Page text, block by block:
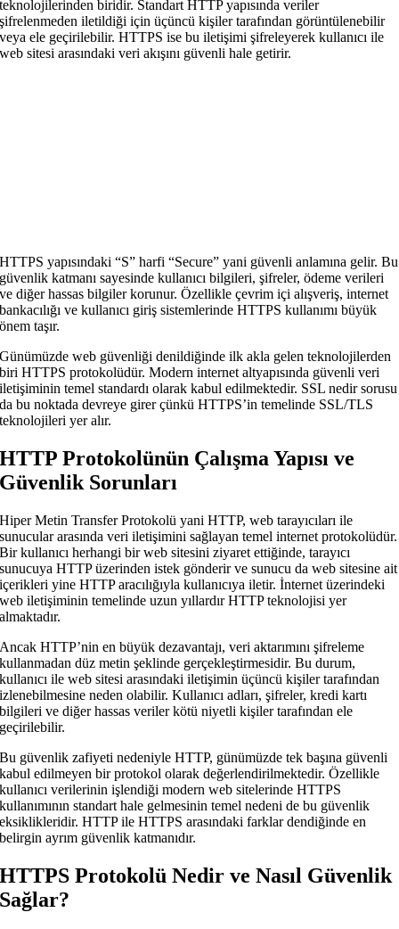
teknolojilerinden biridir. Standart HTTP yapısında veriler
şifrelenmeden iletildiği için üçüncü kişiler tarafından görüntülenebilir
veya ele geçirilebilir. HTTPS ise bu iletişimi şifreleyerek kullanıcı ile
web sitesi arasındaki veri akışını güvenli hale getirir.
HTTPS yapısındaki “S” harfi “Secure” yani güvenli anlamına gelir. Bu
güvenlik katmanı sayesinde kullanıcı bilgileri, şifreler, ödeme verileri
ve diğer hassas bilgiler korunur. Özellikle çevrim içi alışveriş, internet
bankacılığı ve kullanıcı giriş sistemlerinde HTTPS kullanımı büyük
önem taşır.
Günümüzde web güvenliği denildiğinde ilk akla gelen teknolojilerden
biri HTTPS protokolüdür. Modern internet altyapısında güvenli veri
iletişiminin temel standardı olarak kabul edilmektedir. SSL nedir sorusu
da bu noktada devreye girer çünkü HTTPS’in temelinde SSL/TLS
teknolojileri yer alır.
HTTP Protokolünün Çalışma Yapısı ve
Güvenlik Sorunları
Hiper Metin Transfer Protokolü yani HTTP, web tarayıcıları ile
sunucular arasında veri iletişimini sağlayan temel internet protokolüdür.
Bir kullanıcı herhangi bir web sitesini ziyaret ettiğinde, tarayıcı
sunucuya HTTP üzerinden istek gönderir ve sunucu da web sitesine ait
içerikleri yine HTTP aracılığıyla kullanıcıya iletir. İnternet üzerindeki
web iletişiminin temelinde uzun yıllardır HTTP teknolojisi yer
almaktadır.
Ancak HTTP’nin en büyük dezavantajı, veri aktarımını şifreleme
kullanmadan düz metin şeklinde gerçekleştirmesidir. Bu durum,
kullanıcı ile web sitesi arasındaki iletişimin üçüncü kişiler tarafından
izlenebilmesine neden olabilir. Kullanıcı adları, şifreler, kredi kartı
bilgileri ve diğer hassas veriler kötü niyetli kişiler tarafından ele
geçirilebilir.
Bu güvenlik zafiyeti nedeniyle HTTP, günümüzde tek başına güvenli
kabul edilmeyen bir protokol olarak değerlendirilmektedir. Özellikle
kullanıcı verilerinin işlendiği modern web sitelerinde HTTPS
kullanımının standart hale gelmesinin temel nedeni de bu güvenlik
eksiklikleridir. HTTP ile HTTPS arasındaki farklar dendiğinde en
belirgin ayrım güvenlik katmanıdır.
HTTPS Protokolü Nedir ve Nasıl Güvenlik
Sağlar?